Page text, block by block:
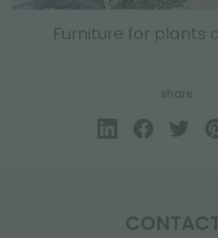
Furniture for plants
share